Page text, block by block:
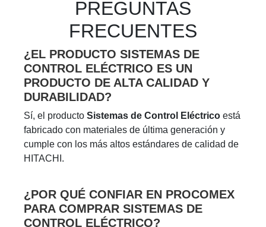
PREGUNTAS
FRECUENTES
¿EL PRODUCTO SISTEMAS DE
CONTROL ELÉCTRICO ES UN
PRODUCTO DE ALTA CALIDAD Y
DURABILIDAD?
Sí, el producto Sistemas de Control Eléctrico está
fabricado con materiales de última generación y
cumple con los más altos estándares de calidad de
HITACHI.
¿POR QUÉ CONFIAR EN PROCOMEX
PARA COMPRAR SISTEMAS DE
CONTROL ELÉCTRICO?